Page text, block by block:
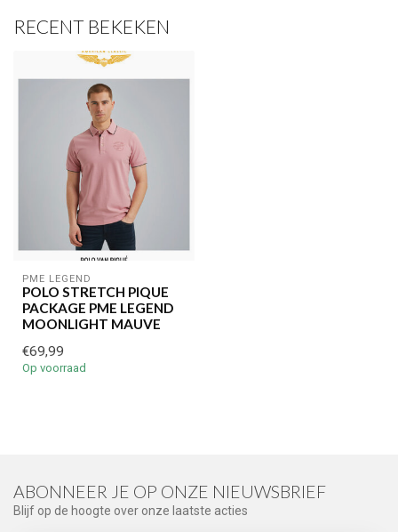
RECENT BEKEKEN
PME LEGEND
POLO STRETCH PIQUE
PACKAGE PME LEGEND
MOONLIGHT MAUVE
€69,99
Op voorraad
ABONNEER JE OP ONZE NIEUWSBRIEF
Blijf op de hoogte over onze laatste acties